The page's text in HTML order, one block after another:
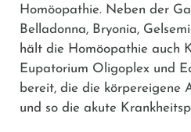
Homöopathie. Neben der
Belladonna, Bryonia,
hält die Homöopathie auch
Eupatorium Oligoplex und
bereit, die die körpereigene
und so die akute